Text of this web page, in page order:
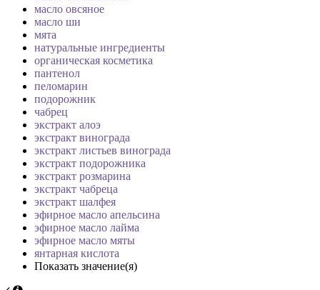
масло овсяное
масло ши
мята
натуральные ингредиенты
органическая косметика
пантенол
пеломарин
подорожник
чабрец
экстракт алоэ
экстракт винограда
экстракт листьев винограда
экстракт подорожника
экстракт розмарина
экстракт чабреца
экстракт шалфея
эфирное масло апельсина
эфирное масло лайма
эфирное масло мяты
янтарная кислота
Показать значение(я)